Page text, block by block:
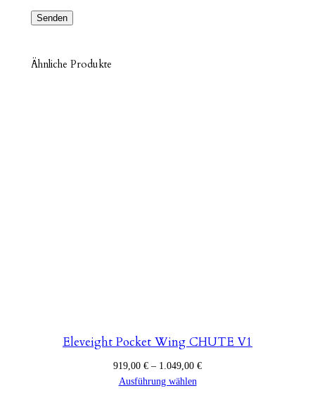
Ähnliche Produkte
Eleveight Pocket Wing CHUTE V1
919,00 € – 1.049,00 €Preisspanne:
Ausführung wählen